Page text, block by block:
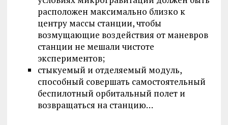
расположен максимально близко к
центру массы станции, чтобы
возмущающие воздействия от маневров
станции не мешали чистоте
экспериментов;
стыкуемый и отделяемый модуль,
способный совершать самостоятельный
беспилотный орбитальный полет и
возвращаться на станцию…